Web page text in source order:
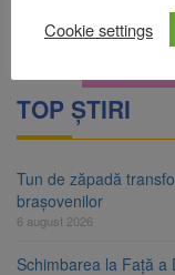
TOP ȘTIRI
Tun de zăpadă
brașovenilor
6 august 2026
Schimbarea la Față a
Cookie settings